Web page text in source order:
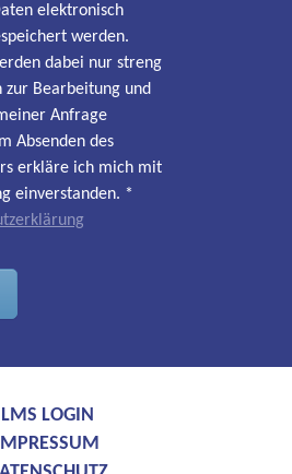
elektronisch
werden.
dabei nur streng
zur Bearbeitung und
Anfrage
Absenden des
erkläre ich mich mit
einverstanden. *
LMS LOGIN
IMPRESSUM